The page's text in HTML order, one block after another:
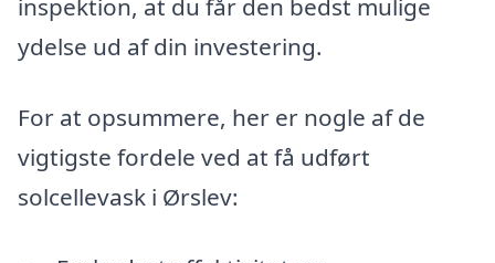
inspektion, at du får den bedst mulige
ydelse ud af din investering.
For at opsummere, her er nogle af de
vigtigste fordele ved at få udført
solcellevask i Ørslev: